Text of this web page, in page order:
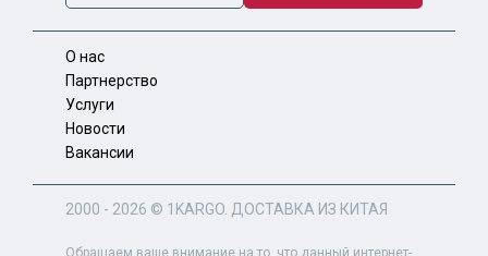
О нас
Партнерство
Услуги
Новости
Вакансии
2000 - 2026 © 1KARGO . ДОСТАВКА ИЗ КИТАЯ
Обращаем ваше внимание на то, что данный интернет-